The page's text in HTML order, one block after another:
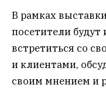
В рамках
посетители
встретиться со
и клиентами,
своим мнением и